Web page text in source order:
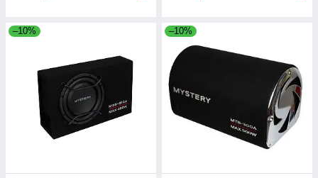
–10% –10%